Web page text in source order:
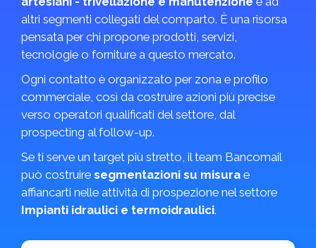
altri segmenti collegati del comparto. È una risorsa
pensata per chi propone prodotti, servizi,
tecnologie o forniture a questo mercato.
Ogni contatto è organizzato per zona e profilo
commerciale, così da costruire azioni più precise
verso operatori qualificati del settore, dal
prospecting al follow-up.
Se ti serve un target più stretto, il team Bancomail
può costruire segmentazioni su misura e
affiancarti nelle attività di prospezione nel settore
Impianti idraulici e termoidraulici.